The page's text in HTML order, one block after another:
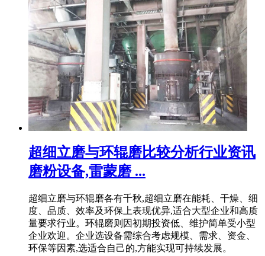
超细立磨与环辊磨比较分析行业资讯
磨粉设备,雷蒙磨 ...
超细立磨与环辊磨各有千秋,超细立磨在能耗、干燥、细
度、品质、效率及环保上表现优异,适合大型企业和高质
量要求行业。环辊磨则因初期投资低、维护简单受小型
企业欢迎。企业选设备需综合考虑规模、需求、资金、
环保等因素,选适合自己的,方能实现可持续发展。